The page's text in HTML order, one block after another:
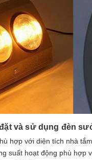
và sử dụng đèn
hợp với diện tích nhà
suất hoạt động phù hợp